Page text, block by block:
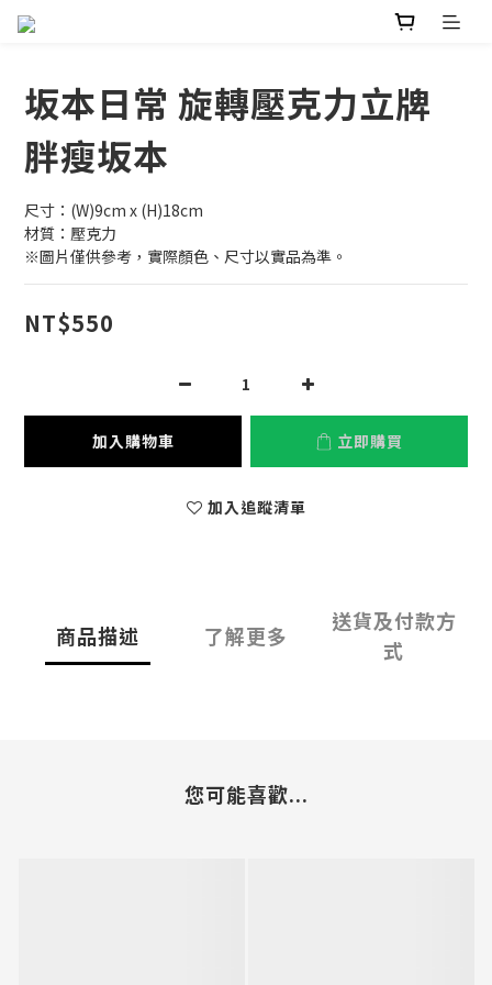
坂本日常 旋轉壓克力立牌
胖瘦坂本
尺寸：(W)9cm x (H)18cm
材質：壓克力
※圖片僅供參考，實際顏色、尺寸以實品為準。
NT$550
加入購物車 立即購買
加入追蹤清單
商品描述 了解更多
送貨及付款方
式
您可能喜歡...